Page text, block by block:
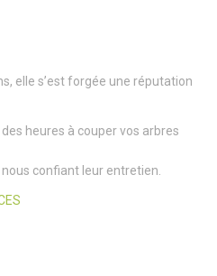
elle s’est forgée une réputation
heures à couper vos arbres
confiant leur entretien.